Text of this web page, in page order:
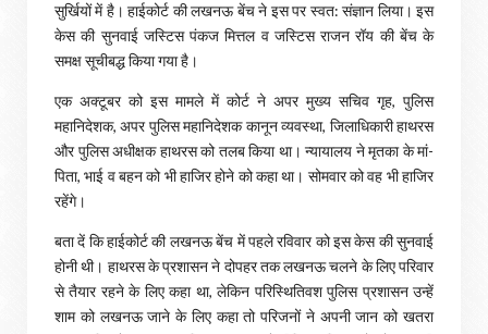
सुर्खियों में है। हाईकोर्ट की लखनऊ बेंच ने इस पर स्वत: संज्ञान लिया। इस
केस की सुनवाई जस्टिस पंकज मित्तल व जस्टिस राजन रॉय की बेंच के
समक्ष सूचीबद्ध किया गया है।
एक अक्टूबर को इस मामले में कोर्ट ने अपर मुख्य सचिव गृह, पुलिस
महानिदेशक, अपर पुलिस महानिदेशक कानून व्यवस्था, जिलाधिकारी हाथरस
और पुलिस अधीक्षक हाथरस को तलब किया था। न्यायालय ने मृतका के मां-
पिता, भाई व बहन को भी हाजिर होने को कहा था। सोमवार को वह भी हाजिर
रहेंगे।
बता दें कि हाईकोर्ट की लखनऊ बेंच में पहले रविवार को इस केस की सुनवाई
होनी थी। हाथरस के प्रशासन ने दोपहर तक लखनऊ चलने के लिए परिवार
से तैयार रहने के लिए कहा था, लेकिन परिस्थितिवश पुलिस प्रशासन उन्हें
शाम को लखनऊ जाने के लिए कहा तो परिजनों ने अपनी जान को खतरा